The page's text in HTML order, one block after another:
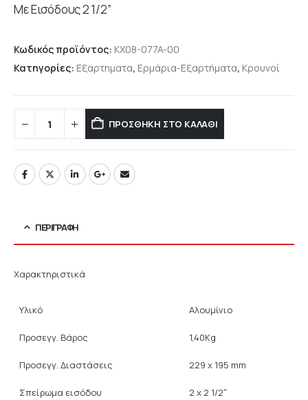
Με Εισόδους 2 1/2”
Κωδικός προϊόντος: KX08-077A-00
Κατηγορίες: Εξαρτηματα, Ερμάρια-Εξαρτήματα, Κρουνοί
ΠΡΟΣΘΉΚΗ ΣΤΟ ΚΑΛΆΘΙ
ΠΕΡΙΓΡΑΦΉ
Χαρακτηριστικά
Υλικό Αλουμίνιο
Προσεγγ. Βάρος 1,40Kg
Προσεγγ. Διαστάσεις 229 x 195 mm
Σπείρωμα εισόδου 2 x 2 1/2″